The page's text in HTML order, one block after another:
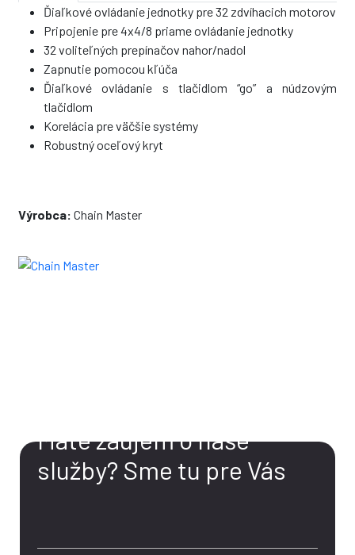
Ďiaľkové ovládanie jednotky pre 32 zdvíhacich motorov
Pripojenie pre 4x4/8 priame ovládanie jednotky
32 voliteľných prepínačov nahor/nadol
Zapnutie pomocou kľúča
Ďiaľkové ovládanie s tlačidlom “go” a núdzovým
tlačidlom
Korelácia pre väčšie systémy
Robustný oceľový kryt
Výrobca: Chain Master
Máte záujem o naše
služby? Sme tu pre Vás